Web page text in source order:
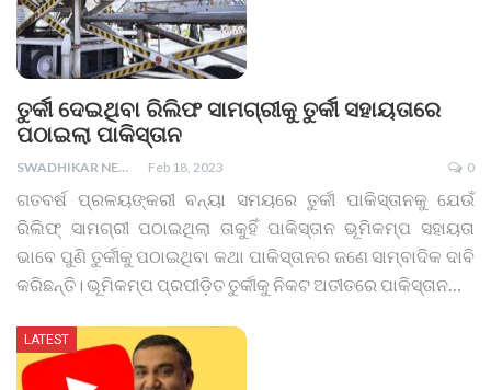
ତୁର୍କୀ ଦେଇଥିବା ରିଲିଫ ସାମଗ୍ରୀକୁ ତୁର୍କୀ ସହାୟତାରେ
ପଠାଇଲା ପାକିସ୍ତାନ
SWADHIKAR NEWS Feb 18, 2023 0
ଗତବର୍ଷ ପ୍ରଳୟଙ୍କରୀ ବନ୍ୟା ସମୟରେ ତୁର୍କୀ ପାକିସ୍ତାନକୁ ଯେଉଁ
ରିଲିଫ୍‌ ସାମଗ୍ରୀ ପଠାଇଥିଲା ତାକୁହିଁ ପାକିସ୍ତାନ ଭୂମିକମ୍ପ ସହାୟତା
ଭାବେ ପୁଣି ତୁର୍କୀକୁ ପଠାଇଥିବା କଥା ପାକିସ୍ତାନର ଜଣେ ସାମ୍ବାଦିକ ଦାବି
କରିଛନ୍ତି। ଭୂମିକମ୍ପ ପ୍ରପୀଡ଼ିତ ତୁର୍କୀକୁ ନିକଟ ଅତୀତରେ ପାକିସ୍ତାନ…
LATEST